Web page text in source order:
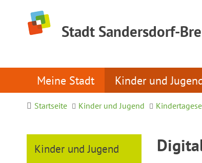
Stadt Sandersdorf-
Meine Stadt Kinder und
Startseite Kinder und Jugend
Kinder und Jugend